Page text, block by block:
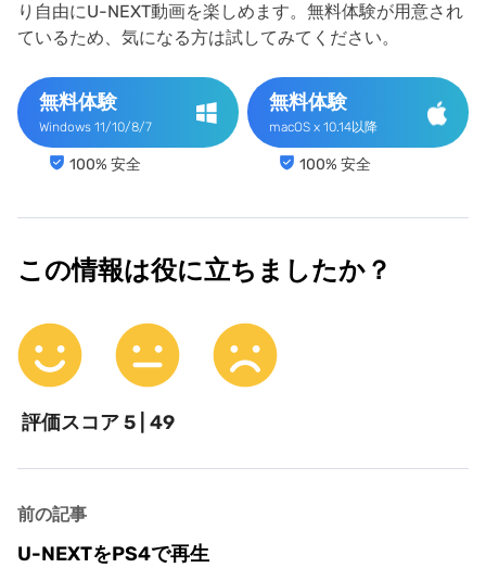
り自由にU-NEXT動画を楽しめます。無料体験が用意され
ているため、気になる方は試してみてください。
無料体験
Windows 11/10/8/7
100% 安全
無料体験
macOS x 10.14以降
100% 安全
この情報は役に立ちましたか？
評価スコア5 | 49
前の記事
U-NEXTをPS4で再生